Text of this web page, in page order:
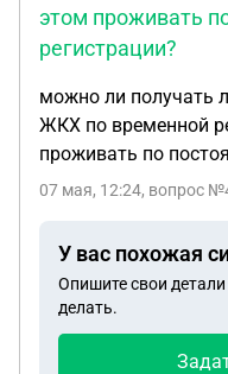
этом проживать
регистрации?
можно ли получать
ЖКХ по временной
проживать по
07 мая, 12:24, вопрос
У вас похожая
Опишите свои
делать.